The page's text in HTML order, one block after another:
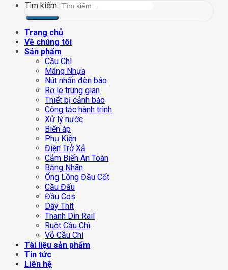
Tìm kiếm:
Trang chủ
Về chúng tôi
Sản phẩm
Cầu Chì
Máng Nhựa
Nút nhấn đèn báo
Rơ le trung gian
Thiết bị cảnh báo
Công tắc hành trình
Xử lý nước
Biến áp
Phụ Kiện
Điện Trở Xả
Cảm Biến An Toàn
Băng Nhãn
Ống Lồng Đầu Cốt
Cầu Đấu
Đầu Cos
Dây Thít
Thanh Din Rail
Ruột Cầu Chì
Vỏ Cầu Chì
Tài liệu sản phẩm
Tin tức
Liên hệ